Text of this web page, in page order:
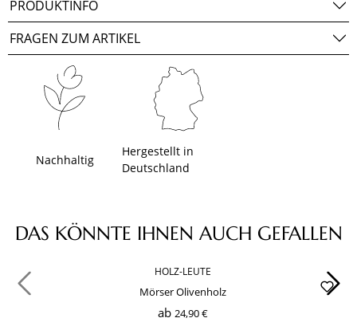
PRODUKTINFO
FRAGEN ZUM ARTIKEL
Nachhaltig
Hergestellt in
Deutschland
Produktgalerie überspringen
DAS KÖNNTE IHNEN AUCH GEFALLEN
HOLZ-LEUTE
Mörser Olivenholz
ab 24,90 €